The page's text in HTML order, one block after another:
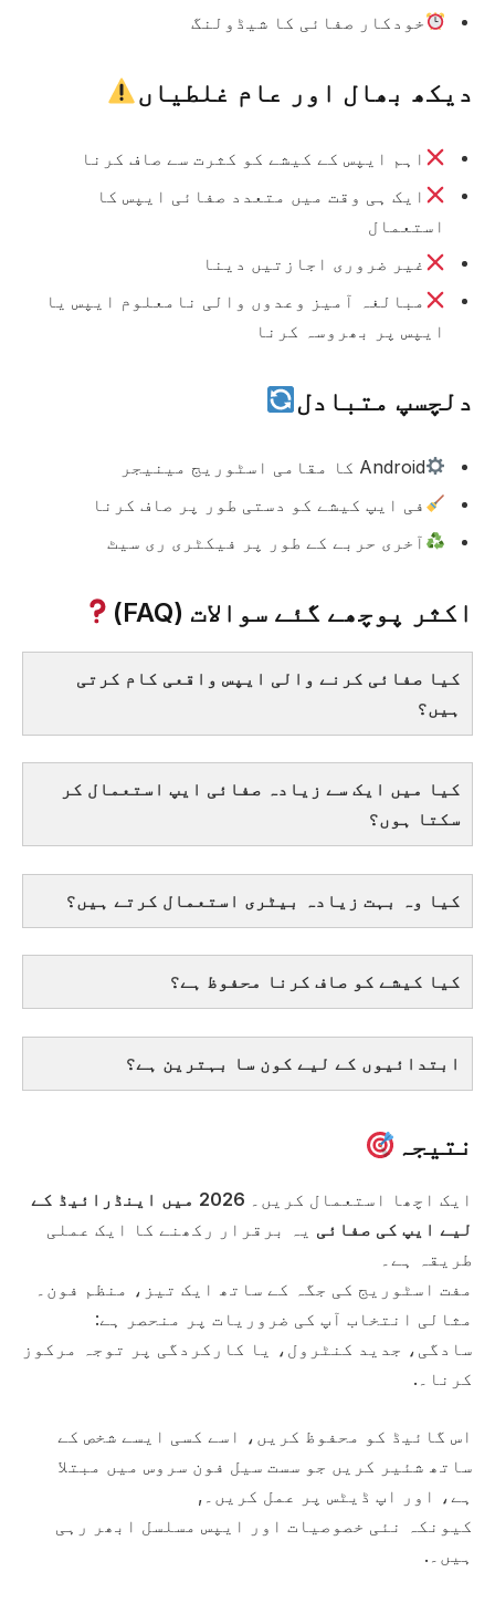
خودکار صفائی کا شیڈولنگ
دیکھ بھال اور عام غلطیاں
اہم ایپس کے کیشے کو کثرت سے صاف کرنا
ایک ہی وقت میں متعدد صفائی ایپس کا
استعمال
غیر ضروری اجازتیں دینا
مبالغہ آمیز وعدوں والی نامعلوم ایپس یا
ایپس پر بھروسہ کرنا
دلچسپ متبادل
Android کا مقامی اسٹوریج مینیجر
فی ایپ کیشے کو دستی طور پر صاف کرنا
آخری حربے کے طور پر فیکٹری ری سیٹ
اکثر پوچھے گئے سوالات (FAQ)
کیا صفائی کرنے والی ایپس واقعی کام کرتی
ہیں؟
کیا میں ایک سے زیادہ صفائی ایپ استعمال کر
سکتا ہوں؟
کیا وہ بہت زیادہ بیٹری استعمال کرتے ہیں؟
کیا کیشے کو صاف کرنا محفوظ ہے؟
ابتدائیوں کے لیے کون سا بہترین ہے؟
نتیجہ
ایک اچھا استعمال کریں۔
2026 میں اینڈرائیڈ کے
لیے ایپ کی صفائی یہ برقرار رکھنے کا ایک عملی
طریقہ ہے۔
مفت اسٹوریج کی جگہ کے ساتھ ایک تیز، منظم فون۔
مثالی انتخاب آپ کی ضروریات پر منحصر ہے:
سادگی، جدید کنٹرول، یا کارکردگی پر توجہ مرکوز
کرنا۔.
اس گائیڈ کو محفوظ کریں، اسے کسی ایسے شخص کے
ساتھ شئیر کریں جو سست سیل فون سروس میں مبتلا
ہے، اور اپ ڈیٹس پر عمل کریں۔,
کیونکہ نئی خصوصیات اور ایپس مسلسل ابھر رہی
ہیں۔.